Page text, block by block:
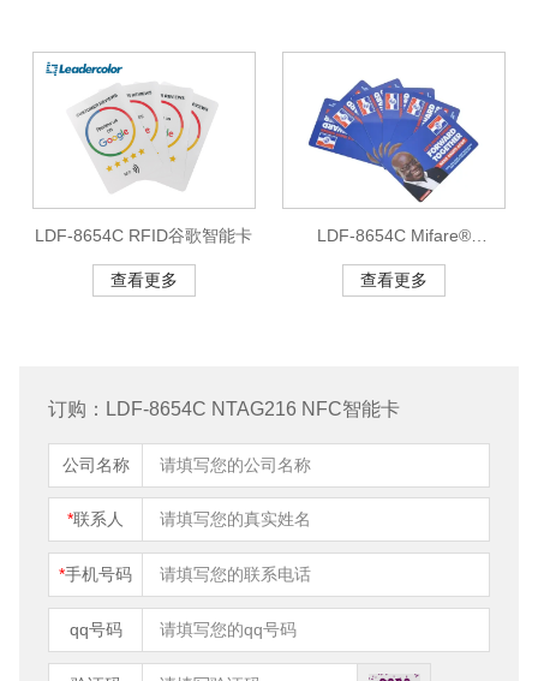
LDF-8654C RFID谷歌智能卡
查看更多
LDF-8654C Mifare®
Ultralight RFID会员卡
查看更多
订购：LDF-8654C NTAG216 NFC智能卡
公司名称
*联系人
*手机号码
qq号码